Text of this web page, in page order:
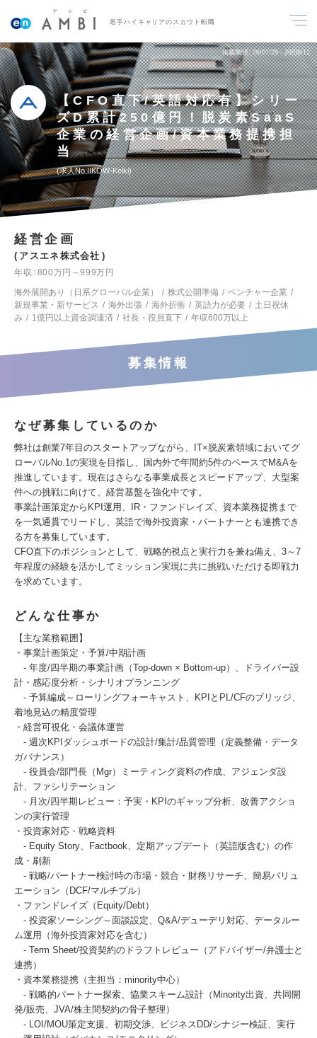
若手ハイキャリアのスカウト転職
掲載期間 26/07/29～26/08/11
【CFO直下/英語対応有】シリー
ズD累計250億円！脱炭素SaaS
企業の経営企画/資本業務提携担
当
求人No.IIKOW-Keiki
経営企画
アスエネ株式会社
年収
800万円～999万円
海外展開あり（日系グローバル企業）
株式公開準備
ベンチャー企業
新規事業・新サービス
海外出張 海外折衝 英語力が必要
土日祝休
み
1億円以上資金調達済 社長・役員直下 年収600万以上
募集情報
なぜ募集しているのか
弊社は創業7年目のスタートアップながら、IT×脱炭素領域においてグ
ローバルNo.1の実現を目指し、国内外で年間約5件のペースでM&Aを
推進しています。現在はさらなる事業成長とスピードアップ、大型案
件への挑戦に向けて、経営基盤を強化中です。
事業計画策定からKPI運用、IR・ファンドレイズ、資本業務提携まで
を一気通貫でリードし、英語で海外投資家・パートナーとも連携でき
る方を募集しています。
CFO直下のポジションとして、戦略的視点と実行力を兼ね備え、3～7
年程度の経験を活かしてミッション実現に共に挑戦いただける即戦力
を求めています。
どんな仕事か
【主な業務範囲】
・事業計画策定・予算/中期計画
- 年度/四半期の事業計画（Top-down × Bottom-up）、ドライバー設
計・感応度分析・シナリオプランニング
- 予算編成～ローリングフォーキャスト、KPIとPL/CFのブリッジ、
着地見込の精度管理
・経営可視化・会議体運営
- 週次KPIダッシュボードの設計/集計/品質管理（定義整備・データ
ガバナンス）
- 役員会/部門長（Mgr）ミーティング資料の作成、アジェンダ設
計、ファシリテーション
- 月次/四半期レビュー：予実・KPIのギャップ分析、改善アクショ
ンの実行管理
・投資家対応・戦略資料
- Equity Story、Factbook、定期アップデート（英語版含む）の作
成・刷新
- 戦略/パートナー検討時の市場・競合・財務リサーチ、簡易バリュ
エーション（DCF/マルチプル）
・ファンドレイズ（Equity/Debt）
- 投資家ソーシング～面談設定、Q&A/デューデリ対応、データルー
ム運用（海外投資家対応を含む）
- Term Sheet/投資契約のドラフトレビュー（アドバイザー/弁護士と
連携）
・資本業務提携（主担当：minority中心）
- 戦略的パートナー探索、協業スキーム設計（Minority出資、共同開
発/販売、JVA/株主間契約の骨子整理）
- LOI/MOU策定支援、初期交渉、ビジネスDD/シナジー検証、実行